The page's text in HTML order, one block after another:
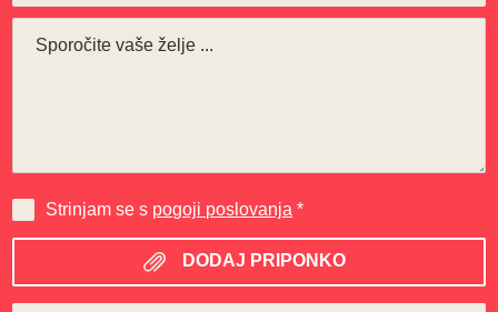
Strinjam se s pogoji poslovanja *
DODAJ PRIPONKO